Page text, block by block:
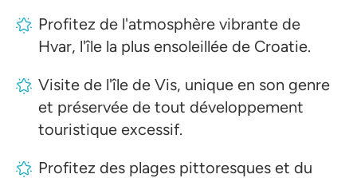
Profitez de l'atmosphère vibrante de
Hvar, l'île la plus ensoleillée de Croatie.
Visite de l'île de Vis, unique en son genre
et préservée de tout développement
touristique excessif.
Profitez des plages pittoresques et du